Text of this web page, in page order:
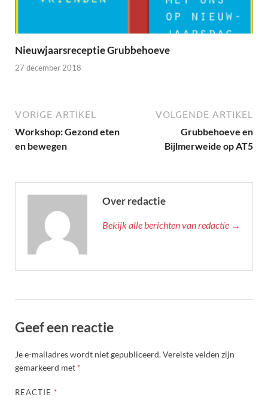
Nieuwjaarsreceptie Grubbehoeve
27 december 2018
VORIGE ARTIKEL
Workshop: Gezond eten
en bewegen
VOLGENDE ARTIKEL
Grubbehoeve en
Bijlmerweide op AT5
Over redactie
Bekijk alle berichten van redactie →
Geef een reactie
Je e-mailadres wordt niet gepubliceerd.Vereiste velden zijn
gemarkeerd met *
REACTIE *